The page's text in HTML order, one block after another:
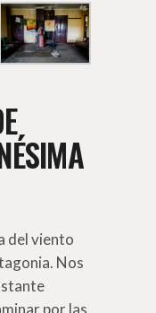
del viento
Nos
por las